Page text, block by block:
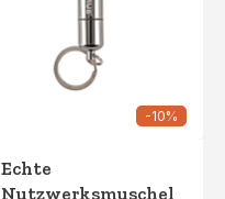
-10%
Echte
Nutzwerksmuschel